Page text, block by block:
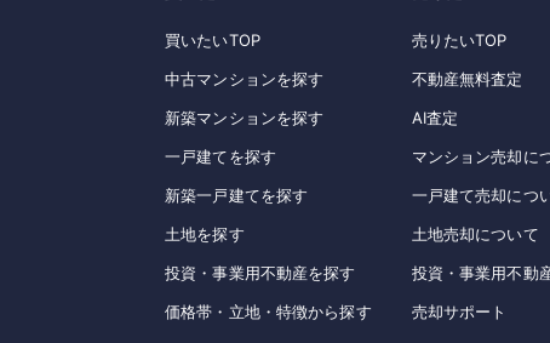
買いたいTOP
中古マンションを探す
新築マンションを探す
一戸建てを探す
新築一戸建てを探す
土地を探す
投資・事業用不動産を探す
価格帯・立地・特徴から探す
売りたいTOP
不動産無料査定
AI査定
マンション売却に
一戸建て売却につ
土地売却について
投資・事業用不動
売却サポート